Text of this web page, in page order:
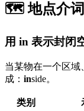
🗺️ 地点介词
用 in 表示封闭
当某物在一个区域
成： inside。
类别